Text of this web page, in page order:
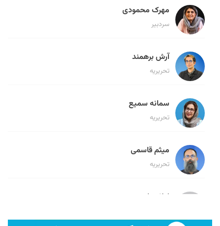
مهرک محمودی
سردبیر
آرش برهمند
تحریریه
سمانه سمیع
تحریریه
میثم قاسمی
تحریریه
لیلا حنارود